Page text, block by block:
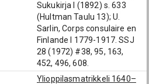
Sukukirja I (1892) s. 633
(Hultman Taulu 13); U.
Sarlin, Corps consulaire en
Finlande I 1779-1917. SSJ
28 (1972) #38, 95, 163,
452, 496, 608.
Ylioppilasmatrikkeli 1640–